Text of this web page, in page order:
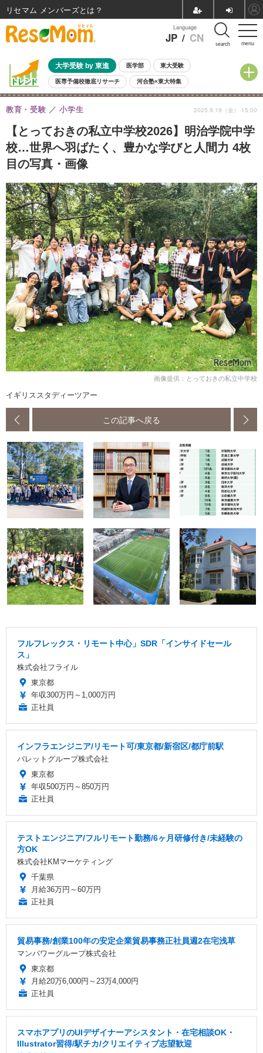
menu
Language
JP / CN search
大学受験 by 東進 医学部 東大受験
医専予備校徹底リサーチ 河合塾×東大特集
親子で考える大学選び 高校受験 中学受験 小学校受験
共通テスト 夏休み
8月開催イベント・WS 全国公立高校 過去問 人気記事
自由研究教材（小学生向け） 自由研究教材（中学生向け） ランキング
【とっておきの私立中学校2026】明治学院中学
校…世界へ羽ばたく、豊かな学びと人間力 4枚
目の写真・画像
教育・受験 小学生 2025.9.19（金） 15:00
画像提供：とっておきの私立中学校
イギリススタディーツアー
この記事へ戻る
フルフレックス・リモート中心」SDR「インサイドセール
ス」
株式会社フライル
東京都
年収300万円～1,000万円
正社員
インフラエンジニア/リモート可/東京都/新宿区/都庁前駅
バレットグループ株式会社
東京都
年収500万円～850万円
正社員
テストエンジニア/フルリモート勤務/6ヶ月研修付き/未経験の
方OK
株式会社KMマーケティング
千葉県
月給36万円～60万円
正社員
貿易事務/創業100年の安定企業貿易事務正社員週2在宅浅草
マンパワーグループ株式会社
東京都
月給20万6,000円～23万4,000円
正社員
スマホアプリのUIデザイナーアシスタント・在宅相談OK・
Illustrator習得/駅チカ/クリエイティブ志望歓迎
リセマム メンバーズ